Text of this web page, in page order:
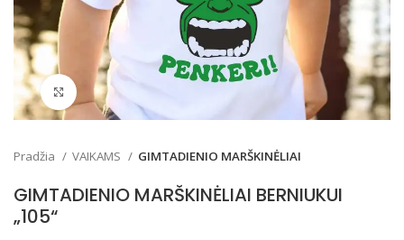
Padidinti
Pradžia VAIKAMS GIMTADIENIO MARŠKINĖLIAI
GIMTADIENIO MARŠKINĖLIAI BERNIUKUI
„105“